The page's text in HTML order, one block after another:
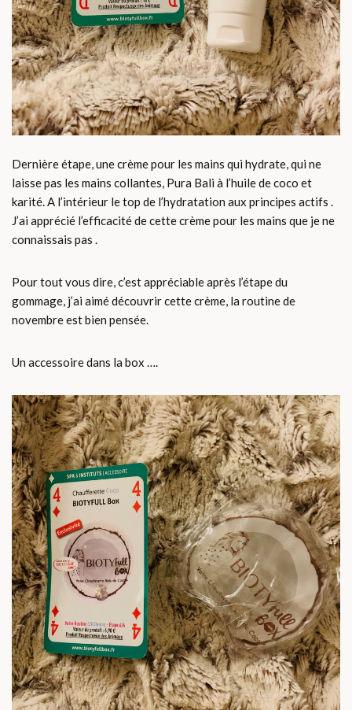
Dernière étape, une crème pour les mains qui hydrate, qui ne
laisse pas les mains collantes, Pura Bali à l’huile de coco et
karité. A l’intérieur le top de l’hydratation aux principes actifs .
J’ai apprécié l’efficacité de cette crème pour les mains que je ne
connaissais pas .
Pour tout vous dire, c’est appréciable après l’étape du
gommage, j’ai aimé découvrir cette crème, la routine de
novembre est bien pensée.
Un accessoire dans la box ….